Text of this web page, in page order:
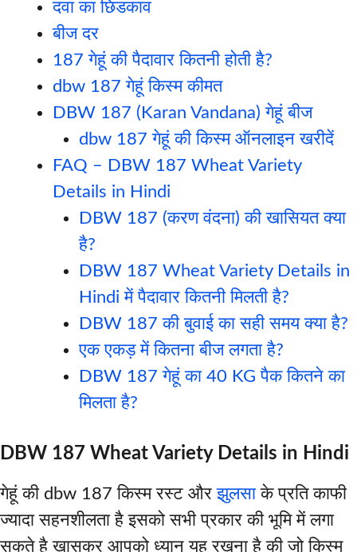
दवा का छिडकाव
बीज दर
187 गेहूं की पैदावार कितनी होती है?
dbw 187 गेहूं किस्म कीमत
DBW 187 (Karan Vandana) गेहूं बीज
dbw 187 गेहूं की किस्म ऑनलाइन खरीदें
FAQ – DBW 187 Wheat Variety
Details in Hindi
DBW 187 (करण वंदना) की खासियत क्या
है?
DBW 187 Wheat Variety Details in
Hindi में पैदावार कितनी मिलती है?
DBW 187 की बुवाई का सही समय क्या है?
एक एकड़ में कितना बीज लगता है?
DBW 187 गेहूं का 40 KG पैक कितने का
मिलता है?
DBW 187 Wheat Variety Details in Hindi
गेहूं की dbw 187 किस्म रस्ट औरझुलसाके प्रति काफी
ज्यादा सहनशीलता है इसको सभी प्रकार की भूमि में लगा
सकते है खासकर आपको ध्यान यह रखना है की जो किस्म